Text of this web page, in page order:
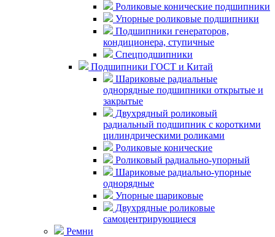
Роликовые конические подшипники
Упорные роликовые подшипники
Подшипники генераторов,
кондиционера, ступичные
Спецподшипники
Подшипники ГОСТ и Китай
Шариковые радиальные
однорядные подшипники открытые и
закрытые
Двухрядный роликовый
радиальный подшипник с короткими
цилиндрическими роликами
Роликовые конические
Роликовый радиально-упорный
Шариковые радиально-упорные
однорядные
Упорные шариковые
Двухрядные роликовые
самоцентрирующиеся
Ремни